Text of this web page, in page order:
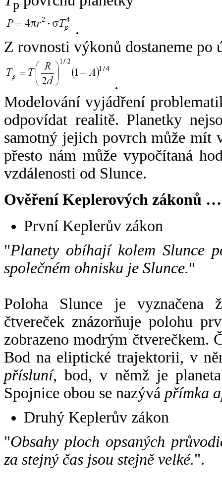
p
.
Z rovnosti výkonů dostaneme po
.
Modelování vyjádření
odpovídat realitě. Planetky
samotný jejich povrch může mít
přesto nám může vypočítaná
vzdálenosti od Slunce.
Ověření Keplerových zákonů …
První Keplerův zákon
"Planety obíhají kolem Slunce
společném ohnisku je Slunce."
Poloha Slunce je vyznačena
čtvereček znázorňuje polohu
zobrazeno modrým čtverečkem.
Bod na eliptické trajektorii, v
přísluní, bod, v němž je
Spojnice obou se nazývá přímka
Druhý Keplerův zákon
"Obsahy ploch opsaných
za stejný čas jsou stejně velké.".